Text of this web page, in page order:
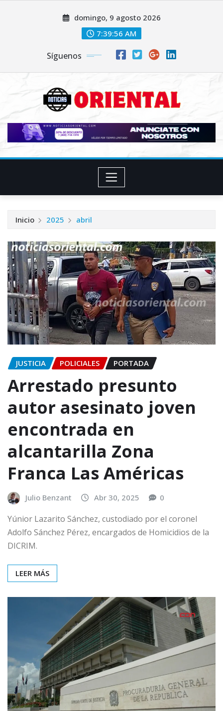
domingo, 9 agosto 2026
7:39:57 AM
Síguenos
Inicio 2025 abril
JUSTICIA POLICIALES PORTADA
Arrestado presunto
autor asesinato joven
encontrada en
alcantarilla Zona
Franca Las Américas
Julio Benzant Abr 30, 2025 0
Yúnior Lazarito Sánchez, custodiado por el coronel
Adolfo Sánchez Pérez, encargados de Homicidios de la
DICRIM.
LEER MÁS